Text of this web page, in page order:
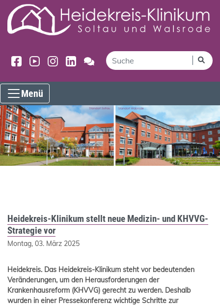
Menü
Heidekreis-Klinikum stellt neue Medizin- und KHVVG-
Strategie vor
Montag, 03. März 2025
Heidekreis. Das Heidekreis-Klinikum steht vor bedeutenden
Veränderungen, um den Herausforderungen der
Krankenhausreform (KHVVG) gerecht zu werden. Deshalb
wurden in einer Pressekonferenz wichtige Schritte zur